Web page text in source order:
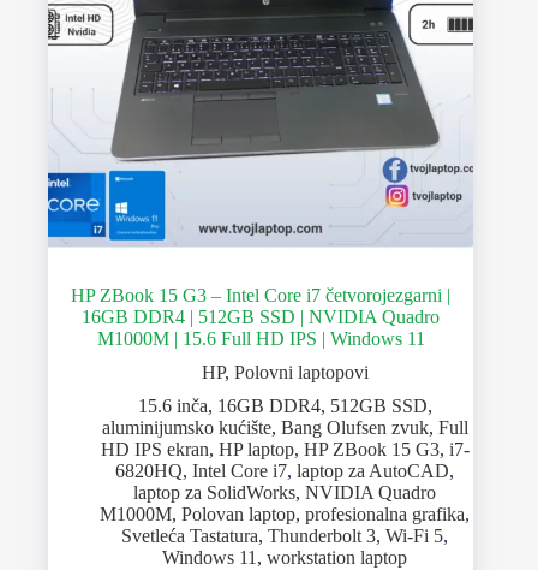
HP ZBook 15 G3 – Intel Core i7 četvorojezgarni |
16GB DDR4 | 512GB SSD | NVIDIA Quadro
M1000M | 15.6 Full HD IPS | Windows 11
HP, Polovni laptopovi
15.6 inča, 16GB DDR4, 512GB SSD,
aluminijumsko kućište, Bang Olufsen zvuk, Full
HD IPS ekran, HP laptop, HP ZBook 15 G3, i7-
6820HQ,Intel Core i7,laptop za AutoCAD,
laptop za SolidWorks,NVIDIA Quadro
M1000M,Polovan laptop,profesionalna grafika,
Svetleća Tastatura,Thunderbolt 3,Wi-Fi 5,
Windows 11 ,workstation laptop